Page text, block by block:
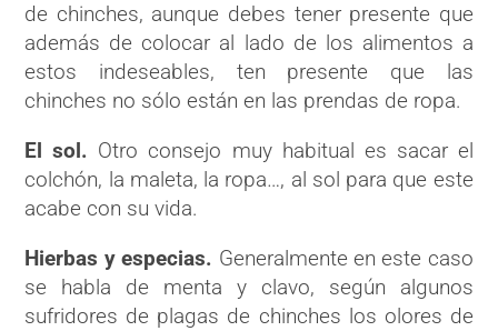
de chinches, aunque debes tener presente que
además de colocar al lado de los alimentos a
estos indeseables, ten presente que las
chinches no sólo están en las prendas de ropa.
El sol. Otro consejo muy habitual es sacar el
colchón, la maleta, la ropa…, al sol para que este
acabe con su vida.
Hierbas y especias. Generalmente en este caso
se habla de menta y clavo, según algunos
sufridores de plagas de chinches los olores de